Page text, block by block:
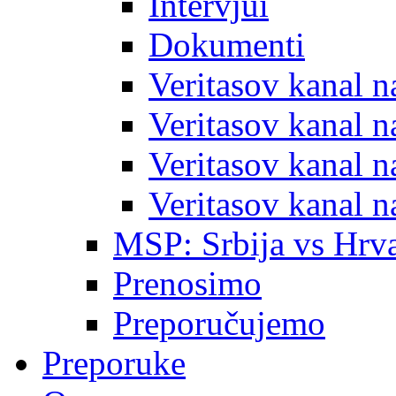
Dokumenti
Veritasov kanal
Veritasov kanal
Veritasov kanal
Veritasov kanal
MSP: Srbija vs
Prenosimo
Preporučujemo
Preporuke